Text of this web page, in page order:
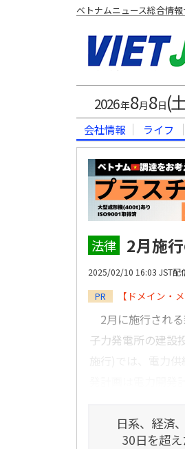
ベトナムニュース総合情
2026年8月8日(
会社情報 ライフ
法律 2月施
2025/02/10 16:03 JST配
PR 【ドメイン・
2月に施行され
子力発電所の建設
日系、経済
30日を超